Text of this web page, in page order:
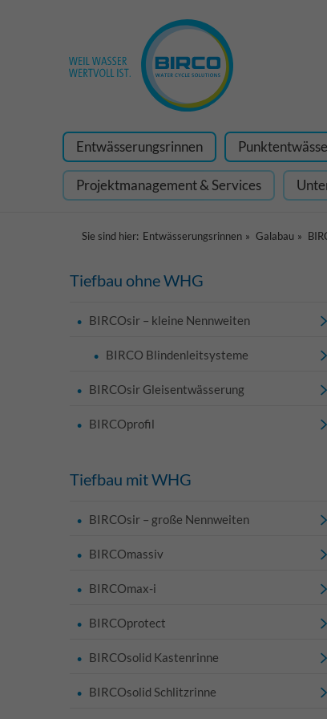
Entwässerungsrinnen
Projektmanagement & Services
Sie sind hier: Entwässerungsrinnen Galabau
Tiefbau ohne WHG
BIRCOsir – kleine Nennweiten
BIRCO Blindenleitsysteme
BIRCOsir Gleisentwässerung
BIRCOprofil
Tiefbau mit WHG
BIRCOsir – große Nennweiten
BIRCOmassiv
BIRCOmax-i
BIRCOprotect
BIRCOsolid Kastenrinne
BIRCOsolid Schlitzrinne